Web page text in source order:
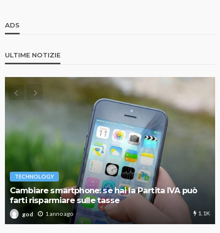
ADS
ULTIME NOTIZIE
TECHNOLOGY
Cambiare smartphone: se hai la Partita IVA può
farti risparmiare sulle tasse
god 1 anno ago 1.1K